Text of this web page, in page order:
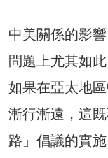
中美關係的影
問題上尤其如
如果在亞太地
漸行漸遠，這
路」倡議的實